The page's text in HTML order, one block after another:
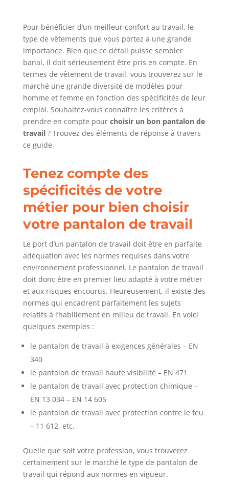
Pour bénéficier d’un meilleur confort au travail, le
type de vêtements que vous portez a une grande
importance. Bien que ce détail puisse sembler
banal, il doit sérieusement être pris en compte. En
termes de vêtement de travail, vous trouverez sur le
marché une grande diversité de modèles pour
homme et femme en fonction des spécificités de leur
emploi. Souhaitez-vous connaître les critères à
prendre en compte pour choisir un bon pantalon de
travail ? Trouvez des éléments de réponse à travers
ce guide.
Tenez compte des
spécificités de votre
métier pour bien choisir
votre pantalon de travail
Le port d’un pantalon de travail doit être en parfaite
adéquation avec les normes requises dans votre
environnement professionnel. Le pantalon de travail
doit donc être en premier lieu adapté à votre métier
et aux risques encourus. Heureusement, il existe des
normes qui encadrent parfaitement les sujets
relatifs à l’habillement en milieu de travail. En voici
quelques exemples :
le pantalon de travail à exigences générales – EN
340
le pantalon de travail haute visibilité – EN 471
le pantalon de travail avec protection chimique –
EN 13 034 – EN 14 605
le pantalon de travail avec protection contre le feu
– 11 612, etc.
Quelle que soit votre profession, vous trouverez
certainement sur le marché le type de pantalon de
travail qui répond aux normes en vigueur.